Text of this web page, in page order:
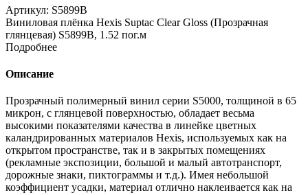
Артикул: S5899B
Виниловая плёнка Hexis Suptac Clear Gloss (Прозрачная
глянцевая) S5899B, 1.52 пог.м
Подробнее
Описание
Прозрачный полимерный винил серии S5000, толщиной в 65
микрон, с глянцевой поверхностью, обладает весьма
высокими показателями качества в линейке цветных
каландрированных материалов Hexis, используемых как на
открытом пространстве, так и в закрытых помещениях
(рекламные экспозиции, большой и малый автотранспорт,
дорожные знаки, пиктограммы и т.д.). Имея небольшой
коэффициент усадки, материал отлично наклеивается как на